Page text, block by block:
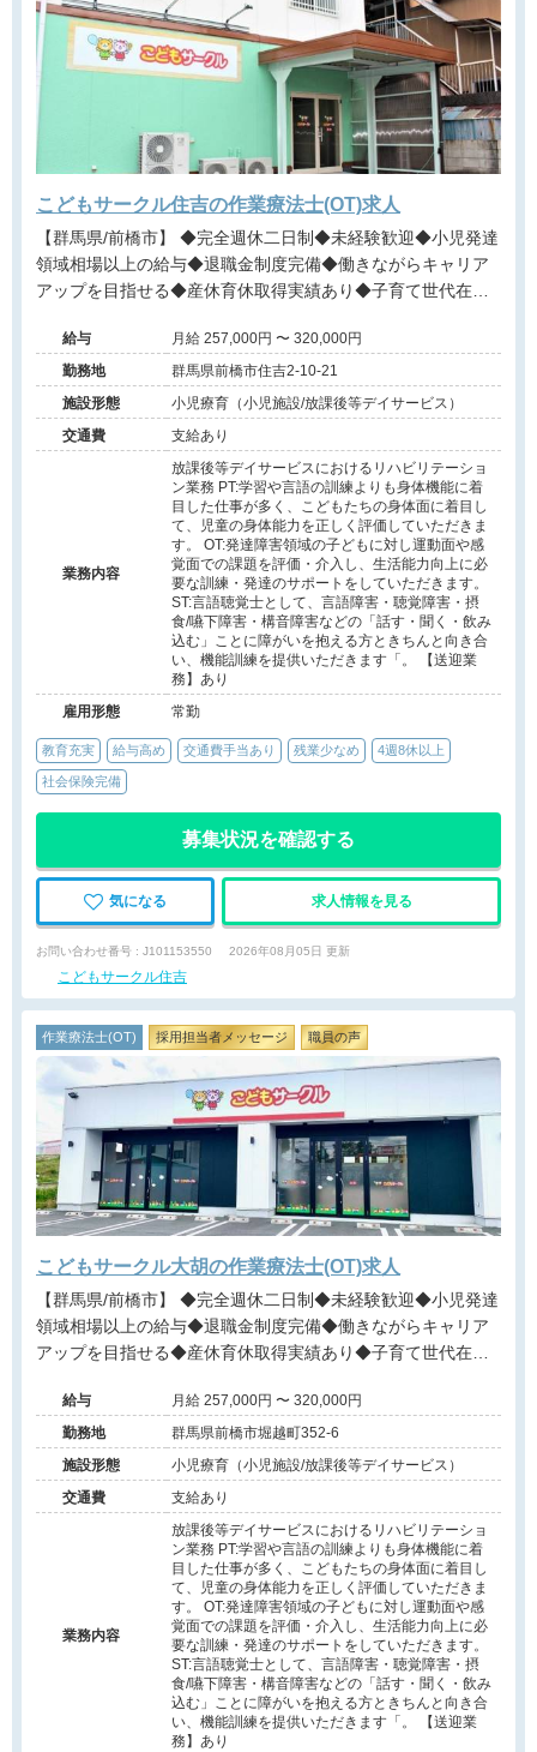
こどもサークル住吉の作業療法士(OT)求人
【群馬県/前橋市】 ◆完全週休二日制◆未経験歓迎◆小児発達
領域相場以上の給与◆退職金制度完備◆働きながらキャリア
アップを目指せる◆産休育休取得実績あり◆子育て世代在籍
給与
月給 257,000円 〜 320,000円
勤務地
群馬県前橋市住吉2-10-21
施設形態
小児療育（小児施設/放課後等デイサービス）
交通費
支給あり
業務内容
放課後等デイサービスにおけるリハビリテーショ
ン業務 PT:学習や言語の訓練よりも身体機能に着
目した仕事が多く、こどもたちの身体面に着目し
て、児童の身体能力を正しく評価していただきま
す。 OT:発達障害領域の子どもに対し運動面や感
覚面での課題を評価・介入し、生活能力向上に必
要な訓練・発達のサポートをしていただきます。
ST:言語聴覚士として、言語障害・聴覚障害・摂
食/嚥下障害・構音障害などの「話す・聞く・飲み
込む」ことに障がいを抱える方ときちんと向き合
い、機能訓練を提供いただきます「。 【送迎業
務】あり
雇用形態
常勤
教育充実 給与高め 交通費手当あり 残業少なめ 4週8休以上
社会保険完備
募集状況を確認する
気になる 求人情報を見る
お問い合わせ番号 : J101153550 2026年08月05日 更新
こどもサークル住吉
作業療法士(OT) 採用担当者メッセージ 職員の声
こどもサークル大胡の作業療法士(OT)求人
【群馬県/前橋市】 ◆完全週休二日制◆未経験歓迎◆小児発達
領域相場以上の給与◆退職金制度完備◆働きながらキャリア
アップを目指せる◆産休育休取得実績あり◆子育て世代在籍
給与
月給 257,000円 〜 320,000円
勤務地
群馬県前橋市堀越町352-6
施設形態
小児療育（小児施設/放課後等デイサービス）
交通費
支給あり
業務内容
放課後等デイサービスにおけるリハビリテーショ
ン業務 PT:学習や言語の訓練よりも身体機能に着
目した仕事が多く、こどもたちの身体面に着目し
て、児童の身体能力を正しく評価していただきま
す。 OT:発達障害領域の子どもに対し運動面や感
覚面での課題を評価・介入し、生活能力向上に必
要な訓練・発達のサポートをしていただきます。
ST:言語聴覚士として、言語障害・聴覚障害・摂
食/嚥下障害・構音障害などの「話す・聞く・飲み
込む」ことに障がいを抱える方ときちんと向き合
い、機能訓練を提供いただきます「。 【送迎業
務】あり